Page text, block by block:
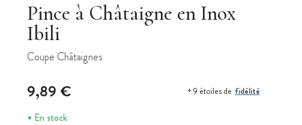
Pince à Châtaigne en Inox
Ibili
Coupe Châtaignes
9,89 € + 9 étoiles de fidélité
En stock